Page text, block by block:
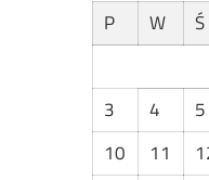
P
W Ś
3
4 5
10
11